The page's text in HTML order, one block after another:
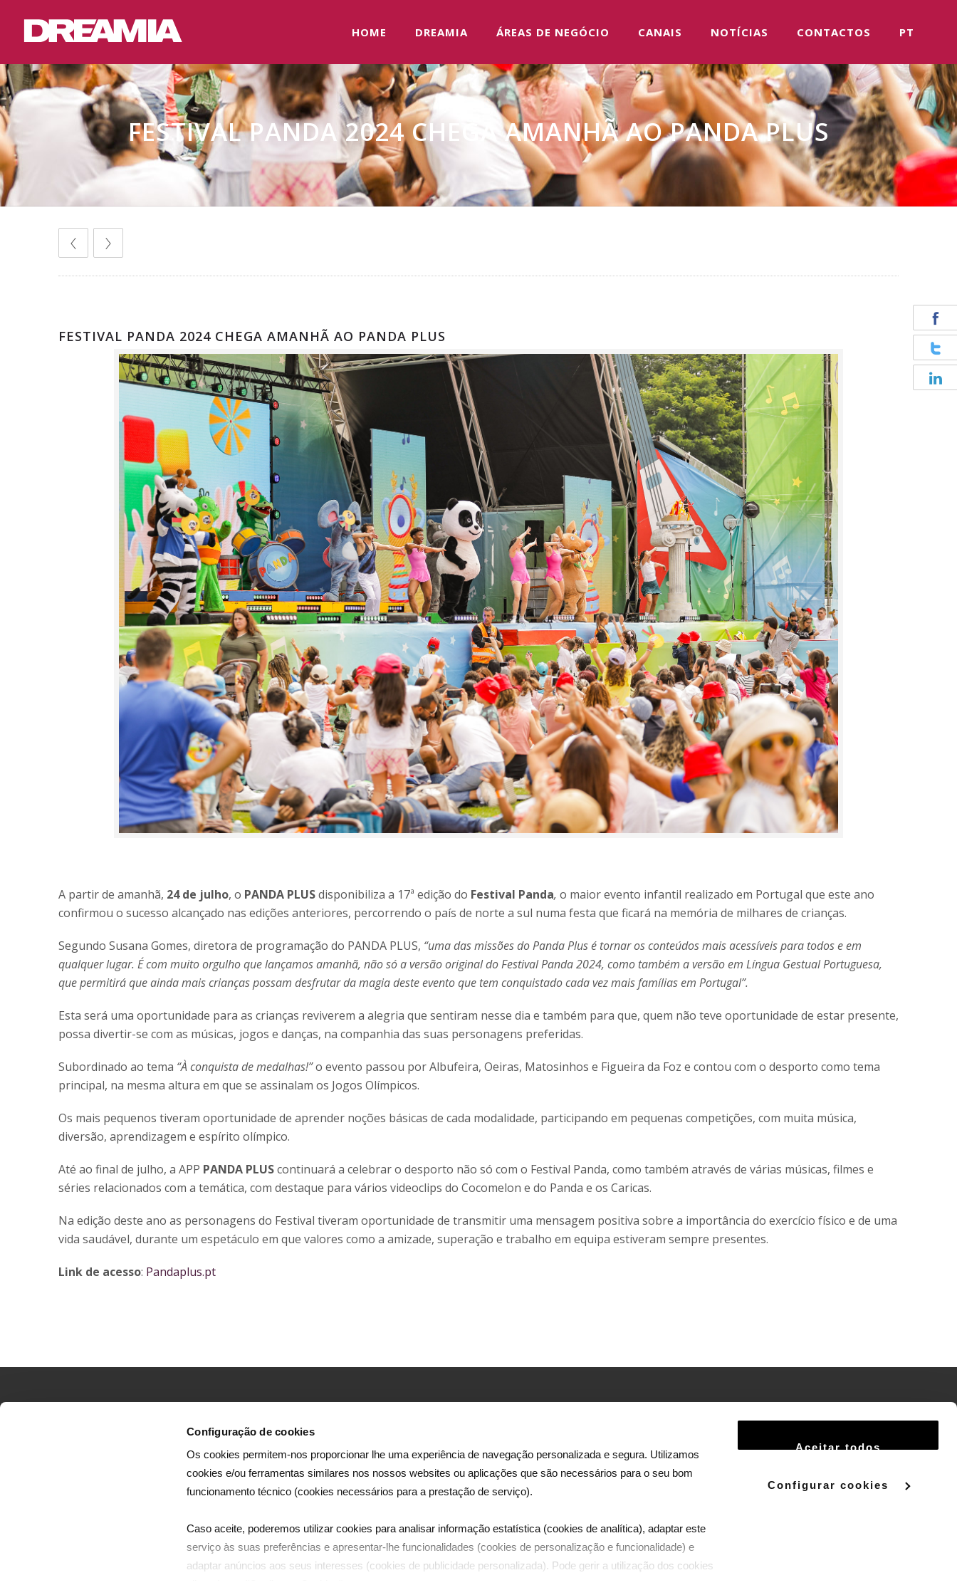
Configuração de cookies
Os cookies permitem-nos proporcionar lhe uma experiência de navegação personalizada e segura. Utilizamos
cookies e/ou ferramentas similares nos nossos websites ou aplicações que são necessários para o seu bom
funcionamento técnico (cookies necessários para a prestação de serviço).
Caso aceite, poderemos utilizar cookies para analisar informação estatística (cookies de analítica), adaptar este
serviço às suas preferências e apresentar-lhe funcionalidades (cookies de personalização e funcionalidade) e
adaptar anúncios aos seus interesses (cookies de publicidade personalizada). Pode gerir a utilização dos cookies
Aceitar todos
Configurar cookies
HOME DREAMIA ÁREAS DE NEGÓCIO CANAIS NOTÍCIAS CONTACTOS PT
FESTIVAL PANDA 2024 CHEGA AMANHÃ AO PANDA PLUS
FESTIVAL PANDA 2024 CHEGA AMANHÃ AO PANDA PLUS
A partir de amanhã, 24 de julho, o PANDA PLUSdisponibiliza a 17ª edição do Festival Panda, o maior evento infantil realizado em Portugal que este ano
confirmou o sucesso alcançado nas edições anteriores, percorrendo o país de norte a sul numa festa que ficará na memória de milhares de crianças.
Segundo Susana Gomes, diretora de programação do PANDA PLUS, “uma das missões do Panda Plus é tornar os conteúdos mais acessíveis para todos e em
qualquer lugar. É com muito orgulho que lançamos amanhã, não só a versão original do Festival Panda 2024, como também a versão em Língua Gestual Portuguesa,
que permitirá que ainda mais crianças possam desfrutar da magia deste evento que tem conquistado cada vez mais famílias em Portugal”.
Esta será uma oportunidade para as crianças reviverem a alegria que sentiram nesse dia e também para que, quem não teve oportunidade de estar presente,
possa divertir-se com as músicas, jogos e danças, na companhia das suas personagens preferidas.
Subordinado ao tema “À conquista de medalhas!”o evento passou por Albufeira, Oeiras, Matosinhos e Figueira da Foz e contou com o desporto como tema
principal, na mesma altura em que se assinalam os Jogos Olímpicos.
Os mais pequenos tiveram oportunidade de aprender noções básicas de cada modalidade, participando em pequenas competições, com muita música,
diversão, aprendizagem e espírito olímpico.
Até ao final de julho, a APP PANDA PLUScontinuará a celebrar o desporto não só com o Festival Panda, como também através de várias músicas, filmes e
séries relacionados com a temática, com destaque para vários videoclips do Cocomelon e do Panda e os Caricas.
Na edição deste ano as personagens do Festival tiveram oportunidade de transmitir uma mensagem positiva sobre a importância do exercício físico e de uma
vida saudável, durante um espetáculo em que valores como a amizade, superação e trabalho em equipa estiveram sempre presentes.
Link de acesso: Pandaplus.pt
A Dreamia efetua a produção de canais infantis e
e mercados africanos de expressão portuguesa.
1600-404 Lisboa
Email:
Telefones:
tel | +351 21 782 44 00
fax | +351 21 782 44 87
Termos e Condições
Política de Privacidade
Política de Cookies